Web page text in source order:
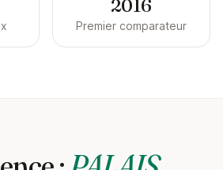
2016
Premier comparateur